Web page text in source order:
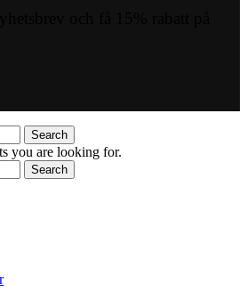
Search
you are looking for.
Search